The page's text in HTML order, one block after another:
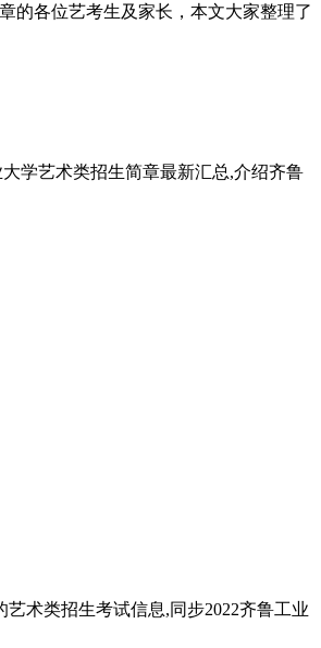
的各位艺考生及家长，本文大家整理了
学艺术类招生简章最新汇总,介绍齐鲁
术类招生考试信息,同步2022齐鲁工业